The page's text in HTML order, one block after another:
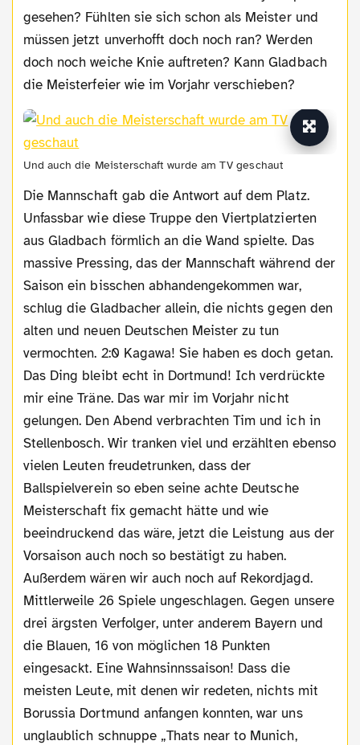
gesehen? Fühlten sie sich schon als Meister und
müssen jetzt unverhofft doch noch ran? Werden
doch noch weiche Knie auftreten? Kann Gladbach
die Meisterfeier wie im Vorjahr verschieben?
Und auch die Meisterschaft wurde am TV geschaut
Die Mannschaft gab die Antwort auf dem Platz.
Unfassbar wie diese Truppe den Viertplatzierten
aus Gladbach förmlich an die Wand spielte. Das
massive Pressing, das der Mannschaft während der
Saison ein bisschen abhandengekommen war,
schlug die Gladbacher allein, die nichts gegen den
alten und neuen Deutschen Meister zu tun
vermochten. 2:0 Kagawa! Sie haben es doch getan.
Das Ding bleibt echt in Dortmund! Ich verdrückte
mir eine Träne. Das war mir im Vorjahr nicht
gelungen. Den Abend verbrachten Tim und ich in
Stellenbosch. Wir tranken viel und erzählten ebenso
vielen Leuten freudetrunken, dass der
Ballspielverein so eben seine achte Deutsche
Meisterschaft fix gemacht hätte und wie
beeindruckend das wäre, jetzt die Leistung aus der
Vorsaison auch noch so bestätigt zu haben.
Außerdem wären wir auch noch auf Rekordjagd.
Mittlerweile 26 Spiele ungeschlagen. Gegen unsere
drei ärgsten Verfolger, unter anderem Bayern und
die Blauen, 16 von möglichen 18 Punkten
eingesackt. Eine Wahnsinnssaison! Dass die
meisten Leute, mit denen wir redeten, nichts mit
Borussia Dortmund anfangen konnten, war uns
unglaublich schnuppe „Thats near to Munich,